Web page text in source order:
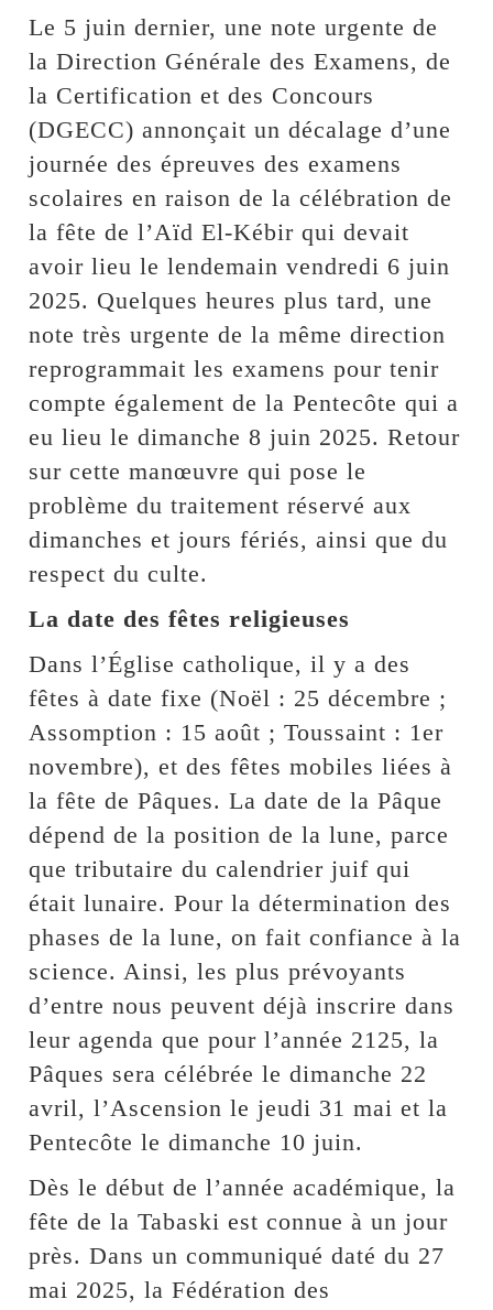
Le 5 juin dernier, une note urgente de
la Direction Générale des Examens, de
la Certification et des Concours
(DGECC) annonçait un décalage d’une
journée des épreuves des examens
scolaires en raison de la célébration de
la fête de l’Aïd El-Kébir qui devait
avoir lieu le lendemain vendredi 6 juin
2025. Quelques heures plus tard, une
note très urgente de la même direction
reprogrammait les examens pour tenir
compte également de la Pentecôte qui a
eu lieu le dimanche 8 juin 2025. Retour
sur cette manœuvre qui pose le
problème du traitement réservé aux
dimanches et jours fériés, ainsi que du
respect du culte.
La date des fêtes religieuses
Dans l’Église catholique, il y a des
fêtes à date fixe (Noël : 25 décembre ;
Assomption : 15 août ; Toussaint : 1er
novembre), et des fêtes mobiles liées à
la fête de Pâques. La date de la Pâque
dépend de la position de la lune, parce
que tributaire du calendrier juif qui
était lunaire. Pour la détermination des
phases de la lune, on fait confiance à la
science. Ainsi, les plus prévoyants
d’entre nous peuvent déjà inscrire dans
leur agenda que pour l’année 2125, la
Pâques sera célébrée le dimanche 22
avril, l’Ascension le jeudi 31 mai et la
Pentecôte le dimanche 10 juin.
Dès le début de l’année académique, la
fête de la Tabaski est connue à un jour
près. Dans un communiqué daté du 27
mai 2025, la Fédération des